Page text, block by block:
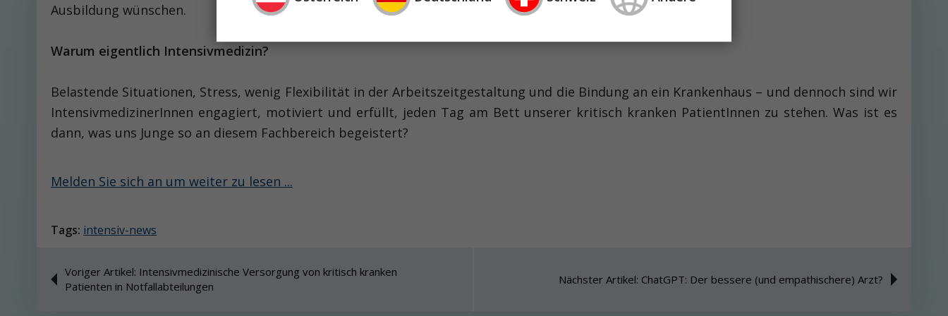
Ausbildung wünschen.
Warum eigentlich Intensivmedizin?
Belastende Situationen, Stress, wenig Flexibilität in der Arbeitszeitgestaltung und die Bindung an ein Krankenhaus – und dennoch sind wir
IntensivmedizinerInnen engagiert, motiviert und erfüllt, jeden Tag am Bett unserer kritisch kranken PatientInnen zu stehen. Was ist es
dann, was uns Junge so an diesem Fachbereich begeistert?
Melden Sie sich an um weiter zu lesen ...
Tags: intensiv-news
Voriger Artikel: Intensivmedizinische Versorgung von kritisch kranken
Patienten in Notfallabteilungen
Nächster Artikel: ChatGPT: Der bessere (und empathischere) Arzt?